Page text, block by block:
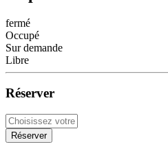
fermé
Occupé
Sur demande
Libre
Réserver
Réserver